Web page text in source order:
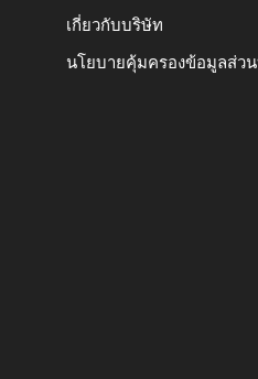
เกี่ยวกับบริษัท
นโยบายคุ้มครองข้อมูลส่ว